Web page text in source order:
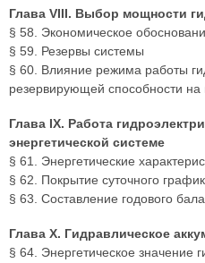
Глава VIII. Выбор мощности
§ 58. Экономическое
§ 59. Резервы системы
§ 60. Влияние режима работы
резервирующей способности
Глава IX. Работа
энергетической системе
§ 61. Энергетические
§ 62. Покрытие суточного
§ 63. Составление годового
Глава X. Гидравлическое
§ 64. Энергетическое значение